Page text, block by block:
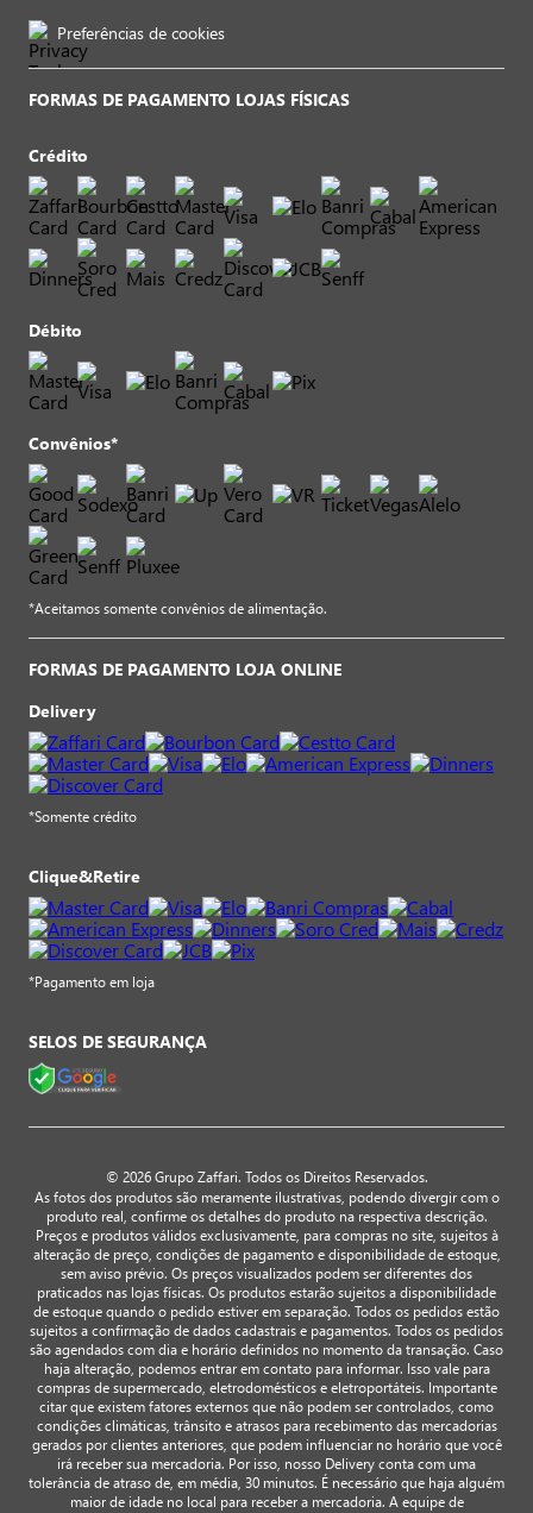
Preferências de cookies
FORMAS DE PAGAMENTO LOJAS FÍSICAS
Crédito
Débito
Convênios*
*Aceitamos somente convênios de alimentação.
FORMAS DE PAGAMENTO LOJA ONLINE
Delivery
*Somente crédito
Clique&Retire
*Pagamento em loja
SELOS DE SEGURANÇA
© 2026 Grupo Zaffari. Todos os Direitos Reservados.
As fotos dos produtos são meramente ilustrativas, podendo divergir com o
produto real, confirme os detalhes do produto na respectiva descrição.
Preços e produtos válidos exclusivamente, para compras no site, sujeitos à
alteração de preço, condições de pagamento e disponibilidade de estoque,
sem aviso prévio. Os preços visualizados podem ser diferentes dos
praticados nas lojas físicas. Os produtos estarão sujeitos a disponibilidade
de estoque quando o pedido estiver em separação. Todos os pedidos estão
sujeitos a confirmação de dados cadastrais e pagamentos. Todos os pedidos
são agendados com dia e horário definidos no momento da transação. Caso
haja alteração, podemos entrar em contato para informar. Isso vale para
compras de supermercado, eletrodomésticos e eletroportáteis. Importante
citar que existem fatores externos que não podem ser controlados, como
condições climáticas, trânsito e atrasos para recebimento das mercadorias
gerados por clientes anteriores, que podem influenciar no horário que você
irá receber sua mercadoria. Por isso, nosso Delivery conta com uma
tolerância de atraso de, em média, 30 minutos. É necessário que haja alguém
maior de idade no local para receber a mercadoria. A equipe de